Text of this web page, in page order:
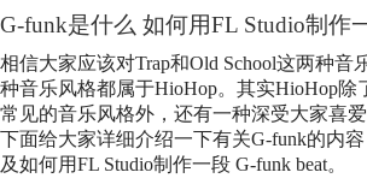
G-funk是什么 如何用FL Studio制作
相信大家应该对Trap和Old School这两种音
种音乐风格都属于HioHop。其实HioHop除
常见的音乐风格外，还有一种深受大家喜爱
下面给大家详细介绍一下有关G-funk的内
及如何用FL Studio制作一段 G-funk beat。